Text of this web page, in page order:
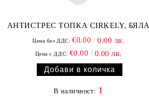
АНТИСТРЕС ТОПКА CIRKELY, БЯЛА
Цена без ДДС: €0.00 0.00 лв.
Цена с ДДС: €0.00 0.00 лв.
В наличност: 1